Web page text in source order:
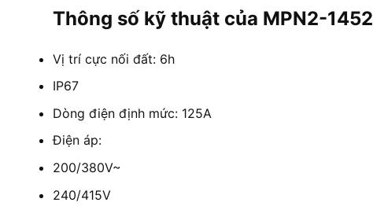
Thông số kỹ thuật của MPN2-1452
Vị trí cực nối đất: 6h
IP67
Dòng điện định mức: 125A
Điện áp:
200/380V~
240/415V